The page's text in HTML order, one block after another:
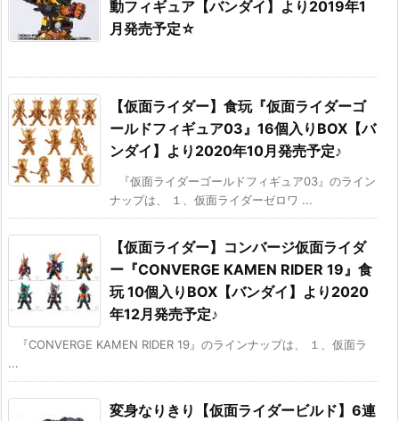
動フィギュア【バンダイ】より2019年1
月発売予定☆
【仮面ライダー】食玩『仮面ライダーゴ
ールドフィギュア03』16個入りBOX【バ
ンダイ】より2020年10月発売予定♪
『仮面ライダーゴールドフィギュア03』のライン
ナップは、 １、仮面ライダーゼロワ ...
【仮面ライダー】コンバージ仮面ライダ
ー『CONVERGE KAMEN RIDER 19』食
玩 10個入りBOX【バンダイ】より2020
年12月発売予定♪
『CONVERGE KAMEN RIDER 19』のラインナップは、 １、仮面ラ
...
変身なりきり【仮面ライダービルド】6連